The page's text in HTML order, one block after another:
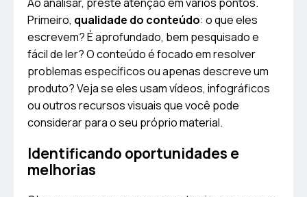
Primeiro, qualidade do conteúdo: o que eles
escrevem? É aprofundado, bem pesquisado e
fácil de ler? O conteúdo é focado em resolver
problemas específicos ou apenas descreve um
produto? Veja se eles usam vídeos, infográficos
ou outros recursos visuais que você pode
considerar para o seu próprio material.
Identificando oportunidades e
melhorias